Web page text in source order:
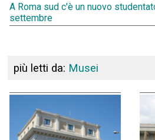
A Roma sud c'è un nuovo
settembre
più letti da: Musei